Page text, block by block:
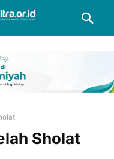
Sholat